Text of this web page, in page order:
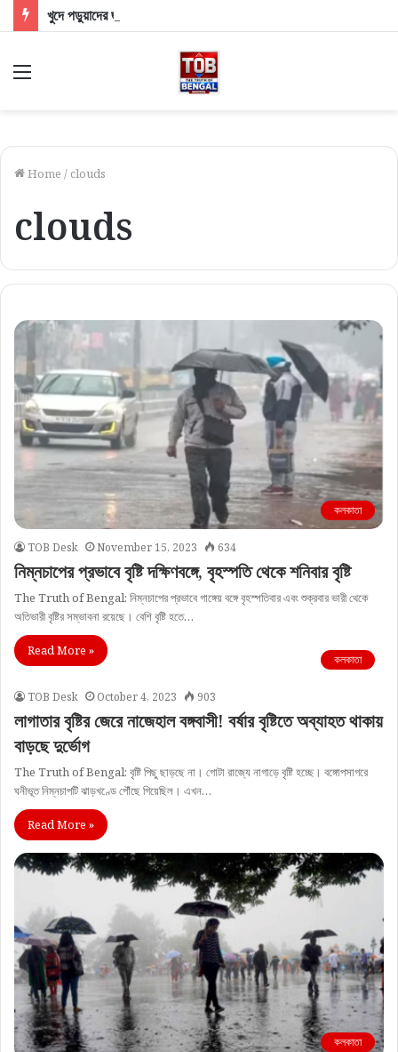
Menu
Home / clouds
clouds
কলকাতা
TOB Desk November 15, 2023 634
নিম্নচাপের প্রভাবে বৃষ্টি দক্ষিণবঙ্গে, বৃহস্পতি থেকে শনিবার বৃষ্টি
The Truth of Bengal: নিম্নচাপের প্রভাবে গাঙ্গেয় বঙ্গে বৃহস্পতিবার এবং শুক্রবার ভারী থেকে
অতিভারী বৃষ্টির সম্ভাবনা রয়েছে। বেশি বৃষ্টি হতে…
Read More »
কলকাতা
TOB Desk October 4, 2023 903
লাগাতার বৃষ্টির জেরে নাজেহাল বঙ্গবাসী! বর্ষার বৃষ্টিতে অব্যাহত থাকায়
বাড়ছে দুর্ভোগ
The Truth of Bengal: বৃষ্টি পিছু ছাড়ছে না। গোটা রাজ্যে নাগাড়ে বৃষ্টি হচ্ছে। বঙ্গোপসাগরে
ঘনীভূত নিম্নচাপটি ঝাড়খণ্ডে পৌঁছে গিয়েছিল। এখন…
Read More »
কলকাতা